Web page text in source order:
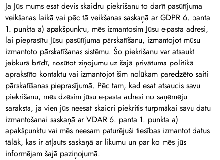
Ja Jūs mums esat devis skaidru piekrišanu to darīt pasūtījuma
veikšanas laikā vai pēc tā veikšanas saskaņā ar GDPR 6. panta
1. punkta a) apakšpunktu, mēs izmantosim Jūsu e-pasta adresi,
lai pieprasītu Jūsu pasūtījuma pārskatīšanu, izmantojot mūsu
izmantoto pārskatīšanas sistēmu. Šo piekrišanu var atsaukt
jebkurā brīdī, nosūtot ziņojumu uz šajā privātuma politikā
aprakstīto kontaktu vai izmantojot šim nolūkam paredzēto saiti
pārskatīšanas pieprasījumā. Pēc tam, kad esat atsaucis savu
piekrišanu, mēs dzēsim jūsu e-pasta adresi no saņēmēju
saraksta, ja vien jūs neesat skaidri piekritis turpmākai savu datu
izmantošanai saskaņā ar VDAR 6. panta 1. punkta a)
apakšpunktu vai mēs neesam paturējuši tiesības izmantot datus
tālāk, kas ir atļauts saskaņā ar likumu un par ko mēs jūs
informējam šajā paziņojumā.